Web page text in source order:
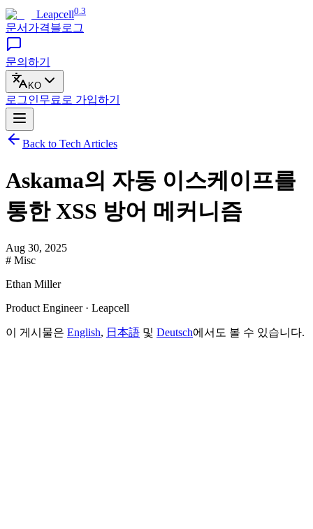
Leapcell0.3
문서 가격블로그
문의하기
KO
로그인무료로 가입하기
Back to Tech Articles
Askama의 자동 이스케이프를
통한 XSS 방어 메커니즘
Aug 30, 2025
# Misc
Ethan Miller
Product Engineer · Leapcell
이 게시물은 English, 日本語 및 Deutsch에서도 볼 수 있습니다.